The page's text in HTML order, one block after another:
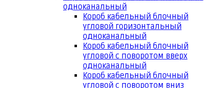
одноканальный
Короб кабельный блочный
угловой горизонтальный
одноканальный
Короб кабельный блочный
угловой с поворотом вверх
одноканальный
Короб кабельный блочный
угловой с поворотом вниз